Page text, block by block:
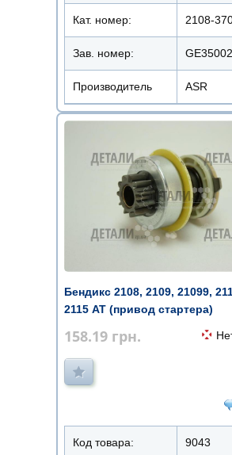
Кат. номер: 2108-
Зав. номер:
Производитель ASR
Бендикс 2108, 2109, 21099,
2115 AT (привод стартера)
158.19 грн.
Код товара: 9043